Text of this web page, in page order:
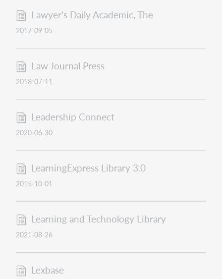
Lawyer's Daily Academic, The
2017-09-05
Law Journal Press
2018-07-11
Leadership Connect
2020-06-30
LearningExpress Library 3.0
2015-10-01
Learning and Technology Library
2021-08-26
Lexbase